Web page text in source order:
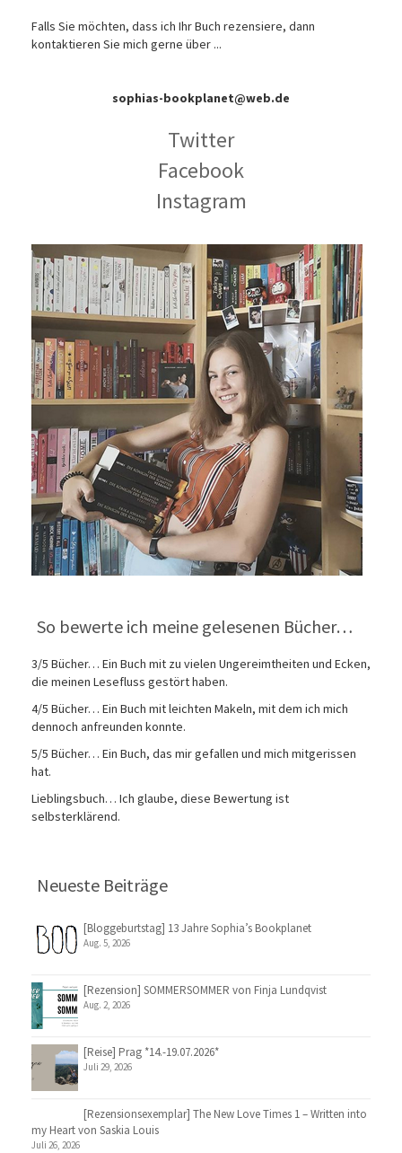
Falls Sie möchten, dass ich Ihr Buch rezensiere, dann
kontaktieren Sie mich gerne über ...
sophias-bookplanet@web.de
Twitter
Facebook
Instagram
So bewerte ich meine gelesenen Bücher…
3/5 Bücher… Ein Buch mit zu vielen Ungereimtheiten und Ecken,
die meinen Lesefluss gestört haben.
4/5 Bücher… Ein Buch mit leichten Makeln, mit dem ich mich
dennoch anfreunden konnte.
5/5 Bücher… Ein Buch, das mir gefallen und mich mitgerissen
hat.
Lieblingsbuch… Ich glaube, diese Bewertung ist
selbsterklärend.
Neueste Beiträge
[Bloggeburtstag] 13 Jahre Sophia’s Bookplanet
Aug. 5, 2026
[Rezension] SOMMERSOMMER von Finja Lundqvist
Aug. 2, 2026
[Reise] Prag *14.-19.07.2026*
Juli 29, 2026
[Rezensionsexemplar] The New Love Times 1 – Written into
my Heart von Saskia Louis
Juli 26, 2026